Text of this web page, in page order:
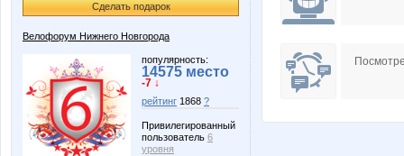
Сделать подарок
Велофорум Нижнего Новгорода
популярность:
14575 место
-7 ↓
рейтинг 1868 ?
Привилегированный
пользователь 6
уровня